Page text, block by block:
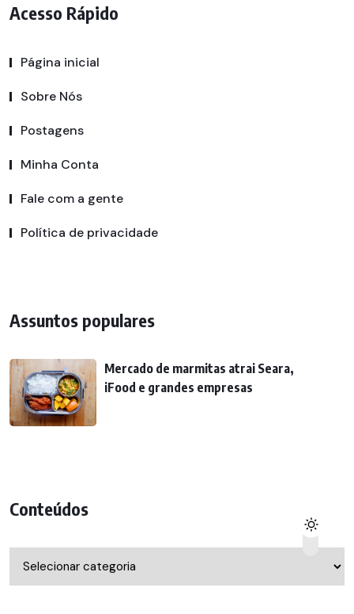
Acesso Rápido
Página inicial
Sobre Nós
Postagens
Minha Conta
Fale com a gente
Política de privacidade
Assuntos populares
Mercado de marmitas atrai Seara,
iFood e grandes empresas
Conteúdos
Conteúdos